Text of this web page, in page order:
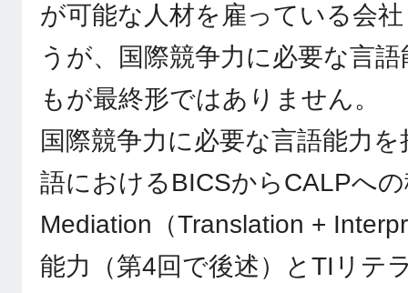
が可能な人材を雇っている会
うが、国際競争力に必要な言
もが最終形ではありません。
国際競争力に必要な言語能力
語におけるBICSからCALPへ
Mediation（Translation +
能力（第4回で後述）とTIリテ